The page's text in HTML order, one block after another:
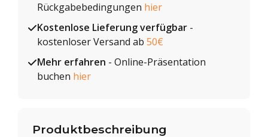
Rückgabebedingungen hier
Kostenlose Lieferung verfügbar -
kostenloser Versand ab 50€
Mehr erfahren - Online-Präsentation
buchen hier
Produktbeschreibung